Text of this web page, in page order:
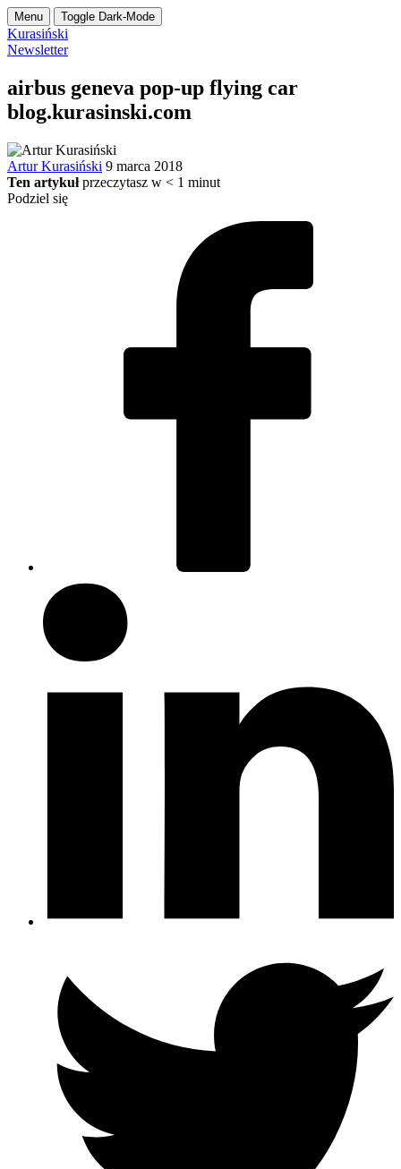
Menu Toggle Dark-Mode
Kurasiński
Newsletter
airbus geneva pop-up flying car
blog.kurasinski.com
Artur Kurasiński 9 marca 2018
Ten artykuł przeczytasz w < 1 minut
Podziel się